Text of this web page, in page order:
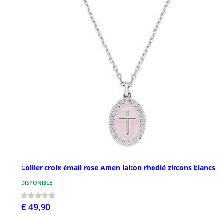
Collier croix émail rose Amen laiton rhodié zircons blancs
DISPONIBLE
€ 49,90